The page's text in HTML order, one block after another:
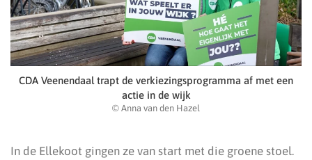
CDA Veenendaal trapt de verkiezingsprogramma af met een
actie in de wijk
© Anna van den Hazel
In de Ellekoot gingen ze van start met die groene stoel.